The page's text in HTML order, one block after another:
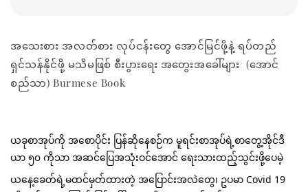
အသေးစား အလတ်စား လုပ်ငန်းတွေ အောင်မြင်ဖို့နဲ့ ရပ်တည်
ရှင်သန်နိုင်ဖို့ မသိမဖြစ် စီးပွားရေး အတွေးအခေါ်များ (အောင်
စည်သာ) Burmese Book
ယခုစာအုပ်ကို အစောပိုင်း ပြန်ဆိုနေစဉ်က မူရင်းစာအုပ်ရဲ့စာတွေ့အိုင်ဒီ
ယာ ၅၀ ကိုသာ အဆင်ပြေအသုံးဝင်အောင် ရေးသားထည့်သွင်းဖို့ပေမဲ့
ယနေ့ခေတ်ရဲ့မထင်မှတ်ထားတဲ့ အပြောင်းအလဲတွေ၊ ဥပမာ Covid 19